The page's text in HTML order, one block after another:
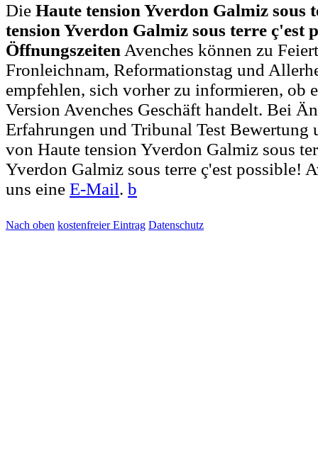
Die Haute tension Yverdon Galmiz sous
tension Yverdon Galmiz sous terre ç'est
Öffnungszeiten Avenches können zu
Fronleichnam, Reformationstag und
empfehlen, sich vorher zu informieren, ob
Version Avenches Geschäft handelt. Bei
Erfahrungen und Tribunal Test Bewertung
von Haute tension Yverdon Galmiz sous
Yverdon Galmiz sous terre ç'est possible!
uns eine E-Mail. b
Nach oben kostenfreier Eintrag Datenschutz